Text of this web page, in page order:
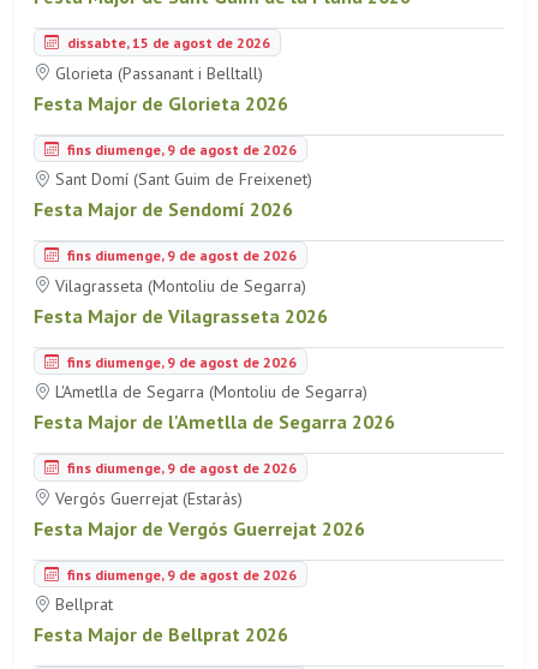
dissabte, 15 de agost de 2026
Glorieta (Passanant i Belltall)
Festa Major de Glorieta 2026
fins diumenge, 9 de agost de 2026
Sant Domí (Sant Guim de Freixenet)
Festa Major de Sendomí 2026
fins diumenge, 9 de agost de 2026
Vilagrasseta (Montoliu de Segarra)
Festa Major de Vilagrasseta 2026
fins diumenge, 9 de agost de 2026
L'Ametlla de Segarra (Montoliu de Segarra)
Festa Major de l'Ametlla de Segarra 2026
fins diumenge, 9 de agost de 2026
Vergós Guerrejat (Estaràs)
Festa Major de Vergós Guerrejat 2026
fins diumenge, 9 de agost de 2026
Bellprat
Festa Major de Bellprat 2026